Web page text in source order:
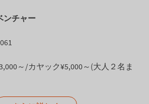
ンチャー
～/カヤック¥5,000～(大人２名ま